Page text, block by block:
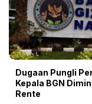
Dugaan Pungli
Kepala BGN
Rente